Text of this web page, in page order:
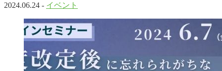
2024.06.24 - イベント